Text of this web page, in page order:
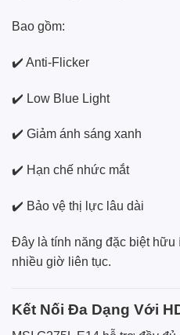
Bao gồm:
✔️ Anti-Flicker
✔️ Low Blue Light
✔️ Giảm ánh sáng xanh
✔️ Hạn chế nhức mắt
✔️ Bảo vệ thị lực lâu dài
Đây là tính năng đặc biệt
nhiều giờ liên tục.
Kết Nối Đa Dạng Với